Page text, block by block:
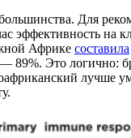
Для
эффективность на
Африке составила
89%. Это логично:
лучше